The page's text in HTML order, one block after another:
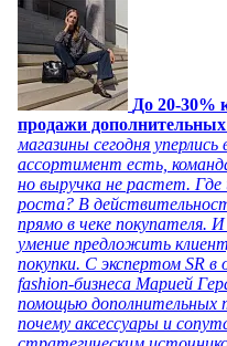
До 20-30%
продажи дополнительных
магазины сегодня
ассортимент есть,
но выручка не растет.
роста? В
прямо в чеке покупателя.
умение предложить
покупки. С экспертом SR в
fashion-бизнеса Марией
помощью дополнительных
почему аксессуары и